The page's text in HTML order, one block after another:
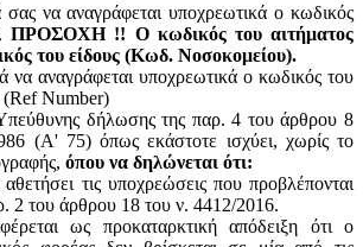
να αναγράφεται υποχρεωτικά ο κωδικός
ΠΡΟΣΟΧΗ !! Ο κωδικός του αιτήματος
του είδους (Κωδ. Νοσοκομείου).
να αναγράφεται υποχρεωτικά ο κωδικός του
(Ref Number)
δήλωσης της παρ. 4 του άρθρου 8
(Α' 75) όπως εκάστοτε ισχύει, χωρίς το
όπου να δηλώνεται ότι:
αθετήσει τις υποχρεώσεις που προβλέπονται
2 του άρθρου 18 του ν. 4412/2016.
ως προκαταρκτική απόδειξη ότι ο